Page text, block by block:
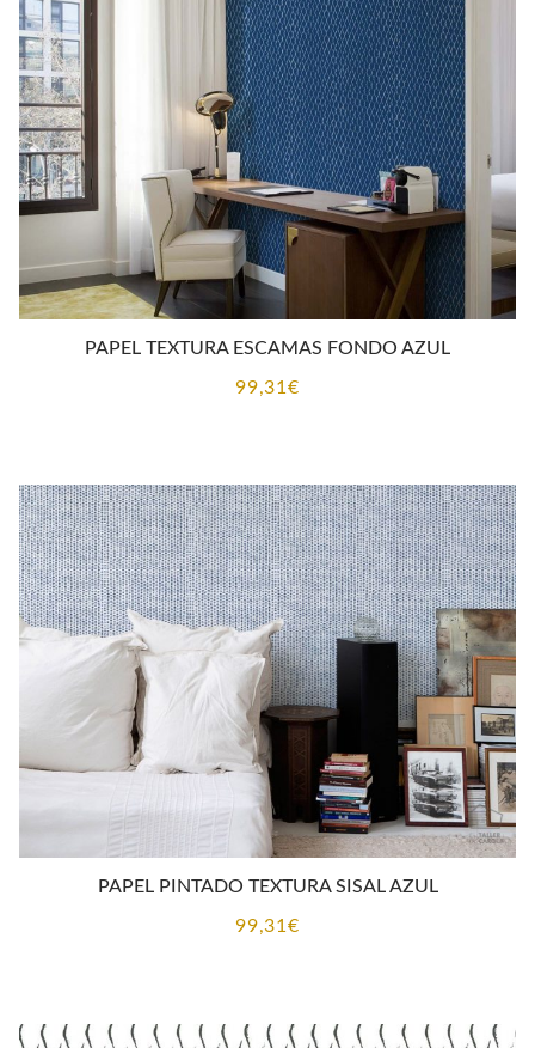
PAPEL TEXTURA ESCAMAS FONDO AZUL
99,31€
PAPEL PINTADO TEXTURA SISAL AZUL
99,31€